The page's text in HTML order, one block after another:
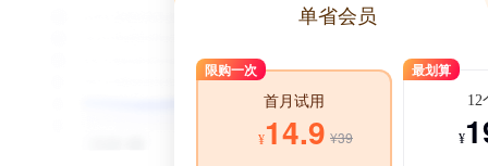
单省会员
限购一次
首月试用
¥14.9 ¥39
最划算
12
¥